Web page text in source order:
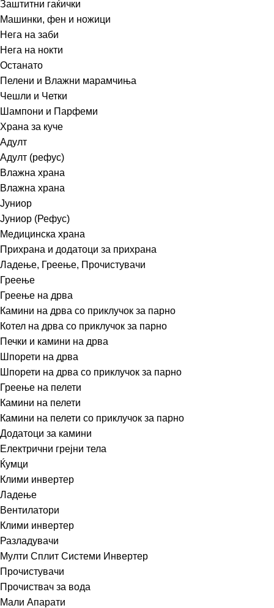
Заштитни гаќички
Машинки, фен и ножици
Нега на заби
Нега на нокти
Останато
Пелени и Влажни марамчиња
Чешли и Четки
Шампони и Парфеми
Храна за куче
Адулт
Адулт (рефус)
Влажна храна
Влажна храна
Јуниор
Јуниор (Рефус)
Медицинска храна
Прихрана и додатоци за прихрана
Ладење, Греење, Прочистувачи
Греење
Греење на дрва
Камини на дрва со приклучок за парно
Котел на дрва со приклучок за парно
Печки и камини на дрва
Шпорети на дрва
Шпорети на дрва со приклучок за парно
Греење на пелети
Камини на пелети
Камини на пелети со приклучок за парно
Додатоци за камини
Електрични грејни тела
Ќумци
Клими инвертер
Ладење
Вентилатори
Клими инвертер
Разладувачи
Мулти Сплит Системи Инвертер
Прочистувачи
Прочиствач за вода
Мали Апарати